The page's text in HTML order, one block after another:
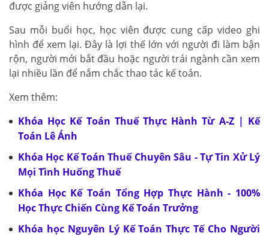
được giảng viên hướng dẫn lại.
Sau mỗi buổi học, học viên được cung cấp video ghi
hình để xem lại. Đây là lợi thế lớn với người đi làm bận
rộn, người mới bắt đầu hoặc người trái ngành cần xem
lại nhiều lần để nắm chắc thao tác kế toán.
Xem thêm:
Khóa Học Kế Toán Thuế Thực Hành Từ A-Z | Kế
Toán Lê Ánh
Khóa Học Kế Toán Thuế Chuyên Sâu - Tự Tin Xử Lý
Mọi Tình Huống Thuế
Khóa Học Kế Toán Tổng Hợp Thực Hành - 100%
Học Thực Chiến Cùng Kế Toán Trưởng
Khóa học Nguyên Lý Kế Toán Thực Tế Cho Người